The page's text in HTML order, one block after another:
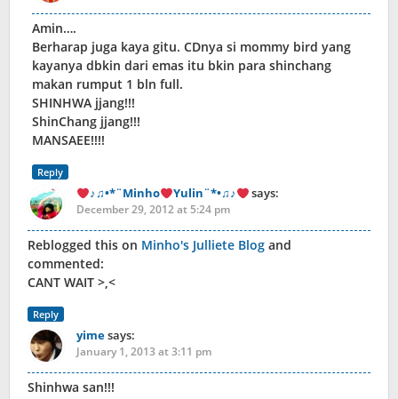
Amin….
Berharap juga kaya gitu. CDnya si mommy bird yang
kayanya dbkin dari emas itu bkin para shinchang
makan rumput 1 bln full.
SHINHWA jjang!!!
ShinChang jjang!!!
MANSAEE!!!!
Reply
♪♫•*¨Minho Yulin¨*•♫♪ says:
December 29, 2012 at 5:24 pm
Reblogged this on Minho's Julliete Blog and
commented:
CANT WAIT >,<
Reply
yimesays:
January 1, 2013 at 3:11 pm
Shinhwa san!!!